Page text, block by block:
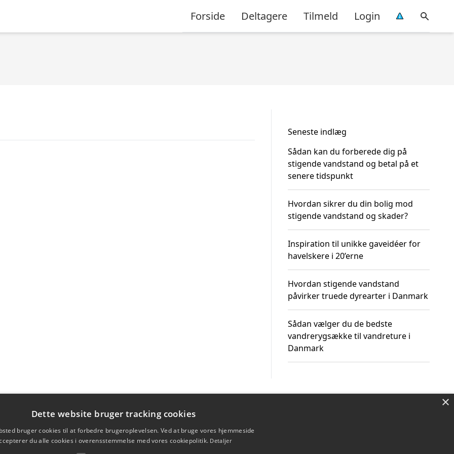
Forside Deltagere Tilmeld Login
Seneste indlæg
Sådan kan du forberede dig på
stigende vandstand og betal på et
senere tidspunkt
Hvordan sikrer du din bolig mod
stigende vandstand og skader?
Inspiration til unikke gaveidéer for
havelskere i 20’erne
Hvordan stigende vandstand
påvirker truede dyrearter i Danmark
Sådan vælger du de bedste
vandrerygsække til vandreture i
Danmark
×
Dette website bruger tracking cookies
bruger cookies til at forbedre brugeroplevelsen. Ved at bruge vores hjemmeside
du alle cookies i overensstemmelse med vores cookiepolitik. Detaljer